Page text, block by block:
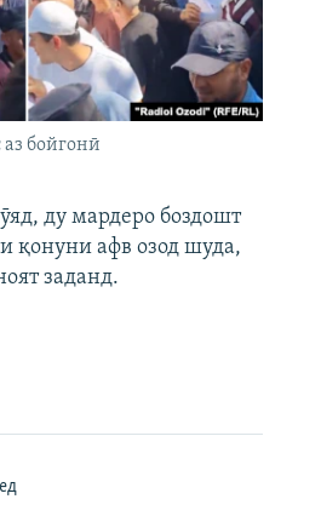
бойгонӣ
ду мардеро боздошт
қонуни афв озод шуда,
заданд.